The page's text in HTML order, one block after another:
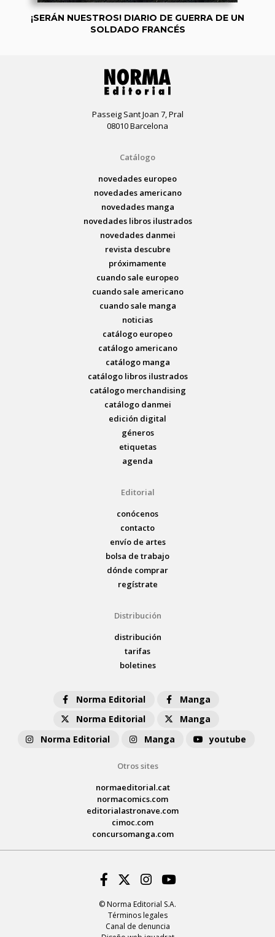
¡SERÁN NUESTROS! DIARIO DE GUERRA DE UN
SOLDADO FRANCÉS
Passeig Sant Joan 7, Pral
08010 Barcelona
Catálogo
novedades europeo
novedades americano
novedades manga
novedades libros ilustrados
novedades danmei
revista descubre
próximamente
cuando sale europeo
cuando sale americano
cuando sale manga
noticias
catálogo europeo
catálogo americano
catálogo manga
catálogo libros ilustrados
catálogo merchandising
catálogo danmei
edición digital
géneros
etiquetas
agenda
Editorial
conócenos
contacto
envío de artes
bolsa de trabajo
dónde comprar
regístrate
Distribución
distribución
tarifas
boletines
Norma Editorial
Manga
Norma Editorial
Manga
Norma Editorial
Manga youtube
Otros sites
normaeditorial.cat
normacomics.com
editorialastronave.com
cimoc.com
concursomanga.com
© Norma Editorial S.A.
Términos legales
Canal de denuncia
Facebook
Twitter
Instagram
Youtube